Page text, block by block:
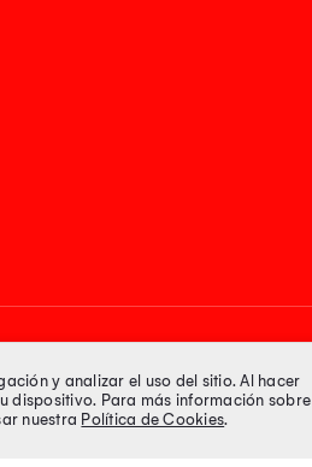
pagoy analizar el uso del sitio. Al hacer
dispositivo. Para más información sobre
nuestra Política de Cookies.